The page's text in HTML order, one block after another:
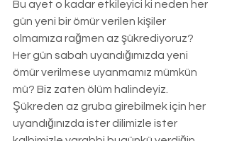
Bu ayet o kadar etkileyici ki neden her
gün yeni bir ömür verilen kişiler
olmamıza rağmen az şükrediyoruz?
Her gün sabah uyandığımızda yeni
ömür verilmese uyanmamız mümkün
mü? Biz zaten ölüm halindeyiz.
Şükreden az gruba girebilmek için her
uyandığınızda ister dilimizle ister